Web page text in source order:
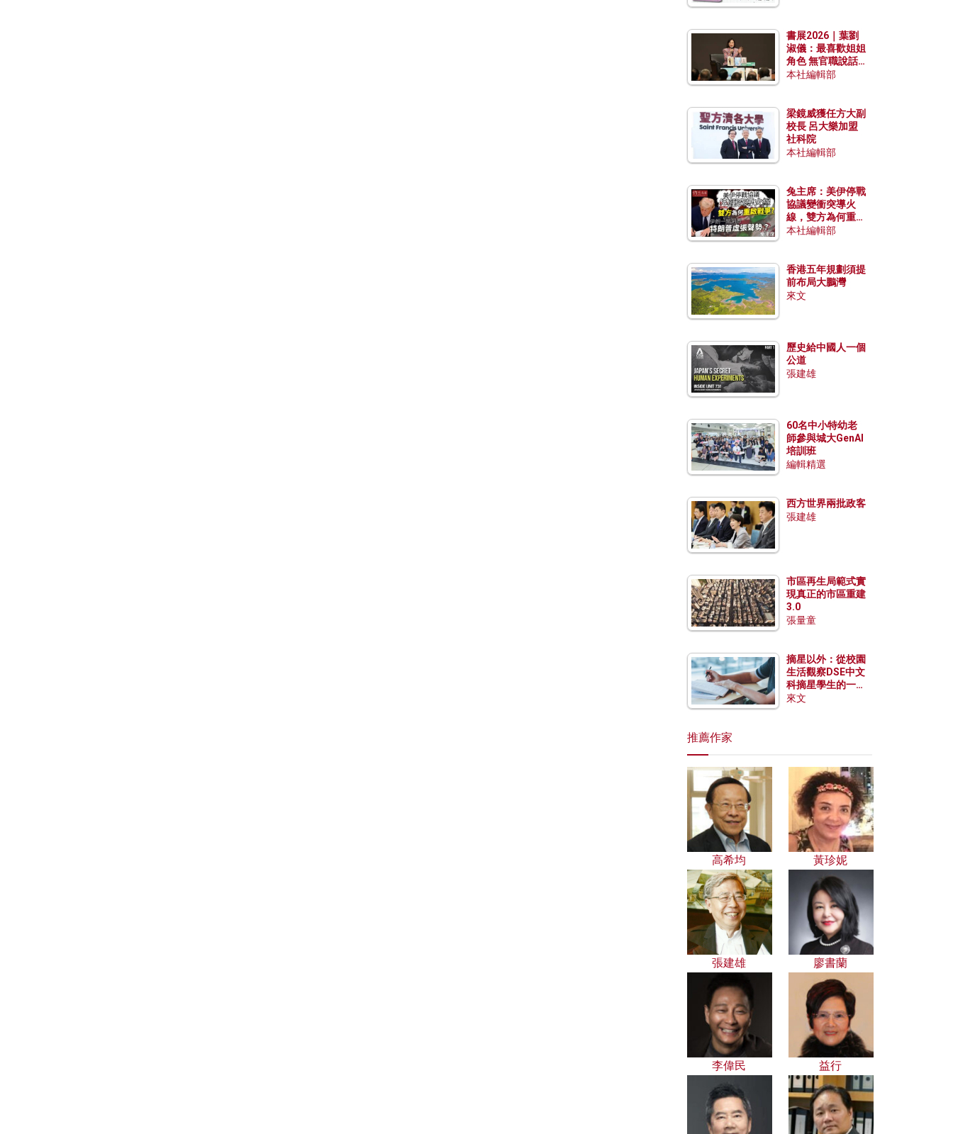
書展2026｜葉劉
淑儀：最喜歡姐姐
角色 無官職說話
包袱少
本社編輯部
梁鏡威獲任方大副
校長 呂大樂加盟
社科院
本社編輯部
兔主席：美伊停戰
協議變衝突導火
線，雙方為何重啟
戰爭？伊朗一早洞
本社編輯部
香港五年規劃須提
前布局大鵬灣
來文
歷史給中國人一個
公道
張建雄
60名中小特幼老
師參與城大GenAI
培訓班
編輯精選
西方世界兩批政客
張建雄
市區再生局範式實
現真正的市區重建
3.0
張量童
摘星以外：從校園
生活觀察DSE中文
科摘星學生的一點
特質
來文
推薦作家
高希均 黃珍妮
張建雄 廖書蘭
李偉民 益行